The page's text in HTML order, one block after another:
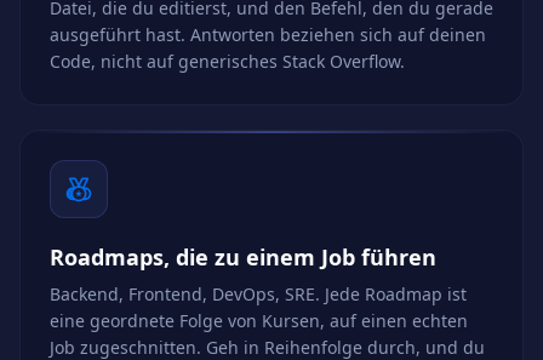
Datei, die du editierst, und den Befehl, den du gerade
ausgeführt hast. Antworten beziehen sich auf deinen
Code, nicht auf generisches Stack Overflow.
Roadmaps, die zu einem Job führen
Backend, Frontend, DevOps, SRE. Jede Roadmap ist
eine geordnete Folge von Kursen, auf einen echten
Job zugeschnitten. Geh in Reihenfolge durch, und du